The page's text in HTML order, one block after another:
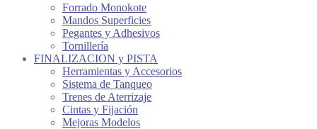
Forrado Monokote
Mandos Superficies
Pegantes y Adhesivos
Tornillería
FINALIZACION y PISTA
Herramientas y Accesorios
Sistema de Tanqueo
Trenes de Aterrizaje
Cintas y Fijación
Mejoras Modelos